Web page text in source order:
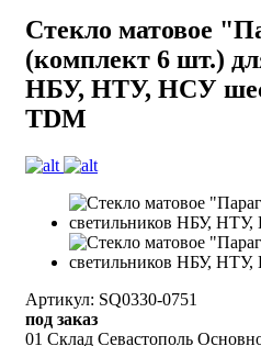
Стекло матовое
(комплект 6 шт.)
НБУ, НТУ, НСУ
TDM
Артикул: SQ0330-0751
под заказ
01 Склад Севастополь